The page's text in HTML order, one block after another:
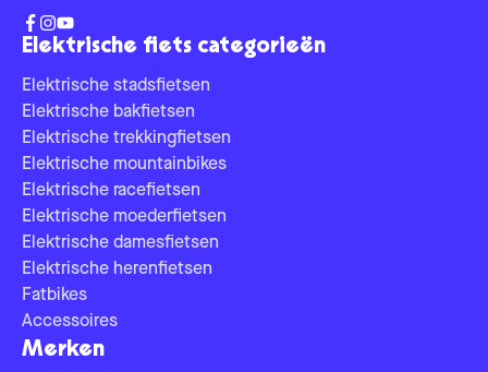
Elektrische fiets categorieën
Elektrische stadsfietsen
Elektrische bakfietsen
Elektrische trekkingfietsen
Elektrische mountainbikes
Elektrische racefietsen
Elektrische moederfietsen
Elektrische damesfietsen
Elektrische herenfietsen
Fatbikes
Accessoires
Merken